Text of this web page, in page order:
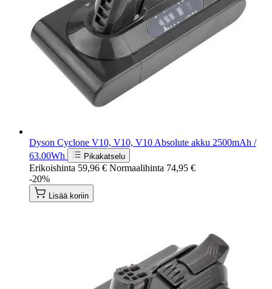
Dyson Cyclone V10, V10, V10 Absolute akku 2500mAh /
63.00Wh
Pikakatselu
Erikoishinta 59,96 € Normaalihinta 74,95 €
-20%
Lisää koriin